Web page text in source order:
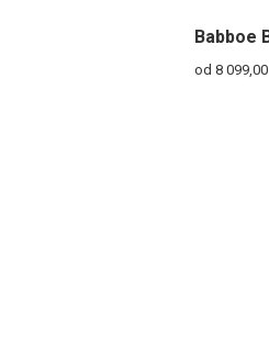
Babboe
od 8 099,00